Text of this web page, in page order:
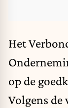
Het
op de
Volgens de